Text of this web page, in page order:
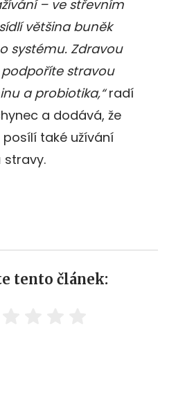
– ve střevním
většina buněk
systému. Zdravou
stravou
a probiotika,“radí
a dodává, že
také užívání
stravy.
tento článek: